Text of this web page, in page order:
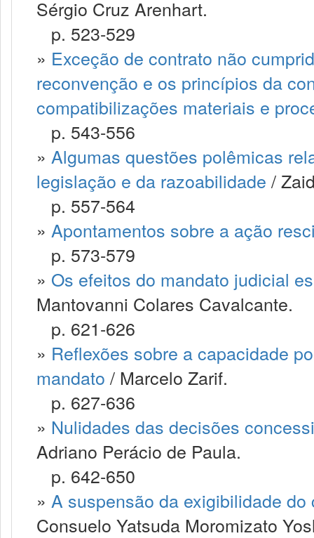
Sérgio Cruz Arenhart.
p. 523-529
» Exceção de contrato não
reconvenção e os princípios da
compatibilizações materiais e
p. 543-556
» Algumas questões polêmicas
legislação e da razoabilidade /
p. 557-564
» Apontamentos sobre a ação
p. 573-579
» Os efeitos do mandato judicial
Mantovanni Colares Cavalcante.
p. 621-626
» Reflexões sobre a capacidade
mandato / Marcelo Zarif.
p. 627-636
» Nulidades das decisões
Adriano Perácio de Paula.
p. 642-650
» A suspensão da exigibilidade
Consuelo Yatsuda Moromizato